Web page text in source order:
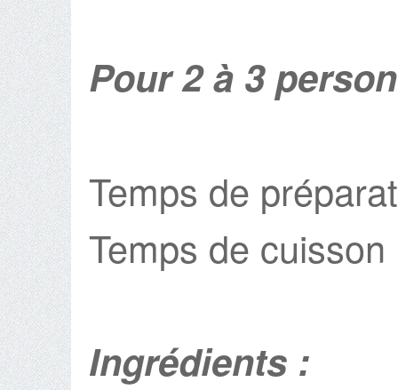
Pour 2 à 3
Temps de
Temps de
Ingrédients :